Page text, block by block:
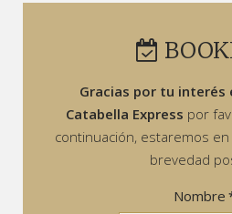
Gracias por tu interés
Catabella Express por
continuación, estaremos
brevedad
Nombre